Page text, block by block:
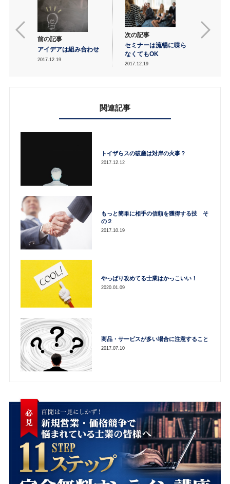
前の記事
アイデアは組み合わせ
2017.12.19
次の記事
セミナーは流暢に喋ら
なくてもOK
2017.12.19
関連記事
トイザらスの破産は対岸の火事？
2017.12.12
もっと簡単に相手の信頼を獲得する技 そ
の２
2017.10.19
やっぱり攻めてる士業はかっこいい！
2020.01.09
商品・サービスが多い場合に注意すること
2017.07.10